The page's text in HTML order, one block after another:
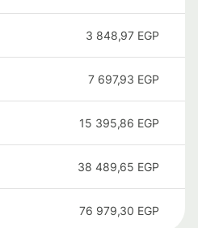
3 848,97 EGP
7 697,93 EGP
15 395,86 EGP
38 489,65 EGP
76 979,30 EGP